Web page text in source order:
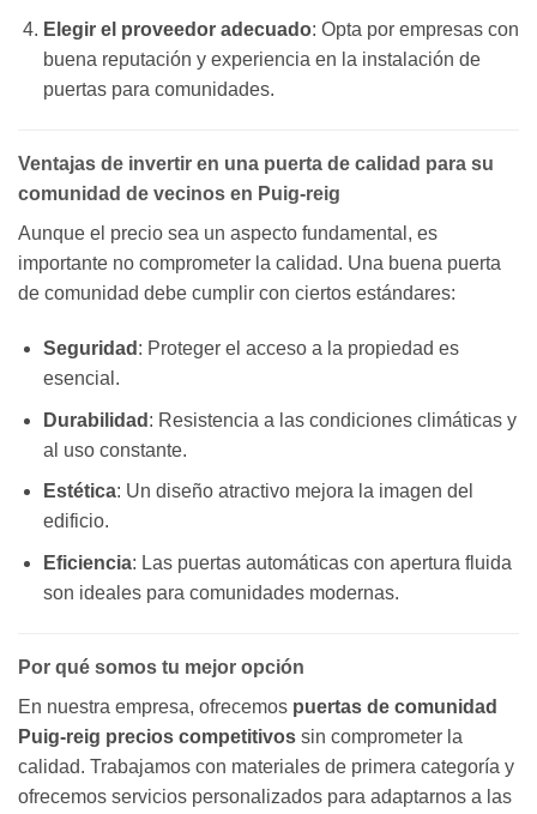
Elegir el proveedor adecuado: Opta por empresas con
buena reputación y experiencia en la instalación de
puertas para comunidades.
Ventajas de invertir en una puerta de calidad para su
comunidad de vecinos en Puig-reig
Aunque el precio sea un aspecto fundamental, es
importante no comprometer la calidad. Una buena puerta
de comunidad debe cumplir con ciertos estándares:
Seguridad : Proteger el acceso a la propiedad es
esencial.
Durabilidad : Resistencia a las condiciones climáticas y
al uso constante.
Estética: Un diseño atractivo mejora la imagen del
edificio.
Eficiencia: Las puertas automáticas con apertura fluida
son ideales para comunidades modernas.
Por qué somos tu mejor opción
En nuestra empresa, ofrecemos puertas de comunidad
Puig-reig precios competitivos sin comprometer la
calidad. Trabajamos con materiales de primera categoría y
ofrecemos servicios personalizados para adaptarnos a las